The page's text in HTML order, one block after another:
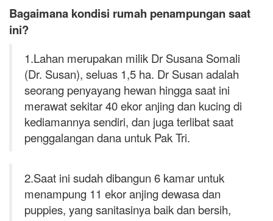
Bagaimana kondisi rumah penampungan saat
ini?
1.Lahan merupakan milik Dr Susana Somali
(Dr. Susan), seluas 1,5 ha. Dr Susan adalah
seorang penyayang hewan hingga saat ini
merawat sekitar 40 ekor anjing dan kucing di
kediamannya sendiri, dan juga terlibat saat
penggalangan dana untuk Pak Tri.
2.Saat ini sudah dibangun 6 kamar untuk
menampung 11 ekor anjing dewasa dan
puppies, yang sanitasinya baik dan bersih,